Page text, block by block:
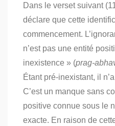
Dans le verset suivant
déclare que cette
commencement.
n’est pas une entité
inexistence » (prag-
Étant pré-inexistant, il
C’est un manque sans
positive connue sous le
exacte. En raison de